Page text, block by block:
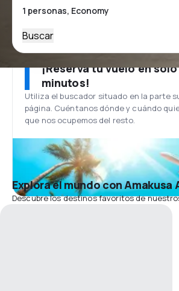
Buscar
¡Reserva tu vuelo en
minutos!
Utiliza el buscador situado en la parte
página. Cuéntanos dónde y cuándo
que nos ocupemos del resto.
Explora el mundo con Amakusa
Descubre los destinos favoritos de